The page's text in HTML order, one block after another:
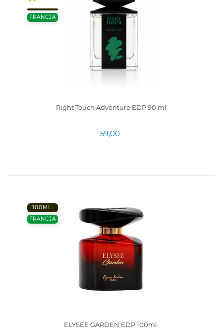
FRANCJA
Right Touch Adventure EDP 90 ml
59,00
100ML.
FRANCJA
ELYSEE GARDEN EDP 100ml.